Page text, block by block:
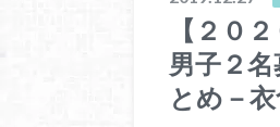
【２０
男子２
とめ－